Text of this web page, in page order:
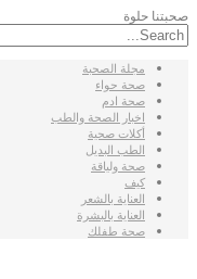
صحبتنا حلوة
مجلة الصحبة
صحة حواء
صحة ادم
اخبار الصحة والطب
أكلات صحية
الطب البديل
صحة ولياقة
كيف
العناية بالشعر
العناية بالبشرة
صحة طفلك